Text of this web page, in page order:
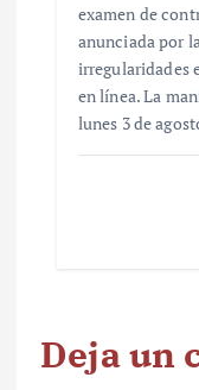
examen de
anunciada por
irregularidades
en línea. La
lunes 3 de
Deja un